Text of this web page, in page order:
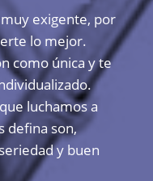
exigente, por
lo mejor.
como única y te
luchamos a
defina son,
y buen